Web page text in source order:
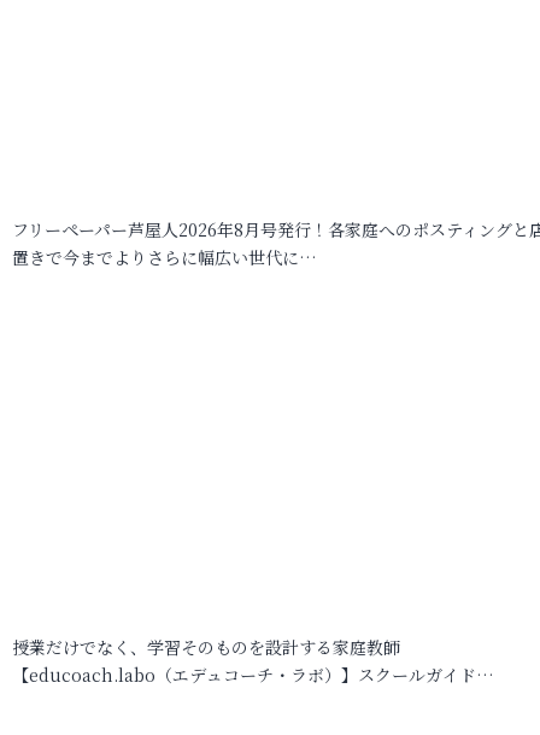
フリーペーパー芦屋人2026年8月号発行！各家庭へのポスティングと
置きで今までよりさらに幅広い世代に…
授業だけでなく、学習そのものを設計する家庭教師
【educoach.labo（エデュコーチ・ラボ）】スクールガイド…